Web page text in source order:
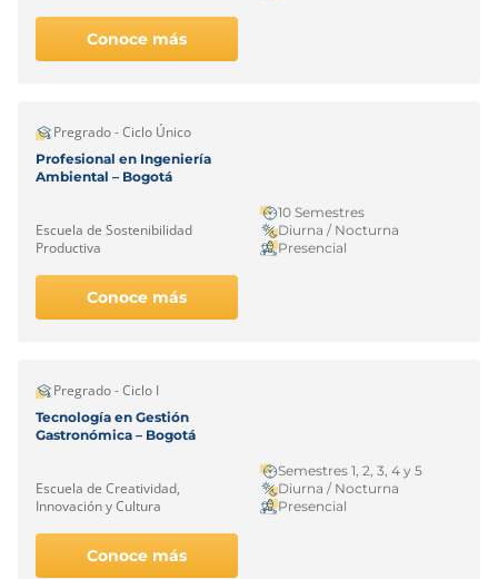
Conoce más
Pregrado - Ciclo Único
Profesional en Ingeniería
Ambiental – Bogotá
Escuela de Sostenibilidad
Productiva
10 Semestres
Diurna / Nocturna
Presencial
Conoce más
Pregrado - Ciclo I
Tecnología en Gestión
Gastronómica – Bogotá
Escuela de Creatividad,
Innovación y Cultura
Semestres 1, 2, 3, 4 y 5
Diurna / Nocturna
Presencial
Conoce más